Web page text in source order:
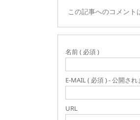
この記事へのコメント
名前 ( 必須 )
E-MAIL ( 必須 ) - 公開され
URL